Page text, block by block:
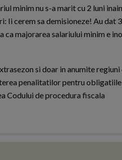
minim nu s-a marit cu 2 luni
Ii cerem sa demisioneze! Au dat
majorarea salariului minim e
si doar in anumite
penalitatilor pentru
Codului de procedura fiscala